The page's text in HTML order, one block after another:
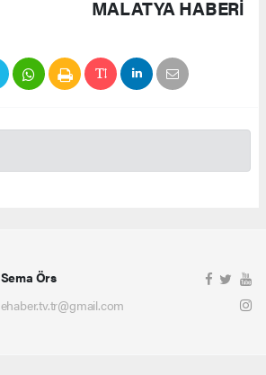
MALATYA HABERİ
Sema Örs
ehaber.tv.tr@gmail.com